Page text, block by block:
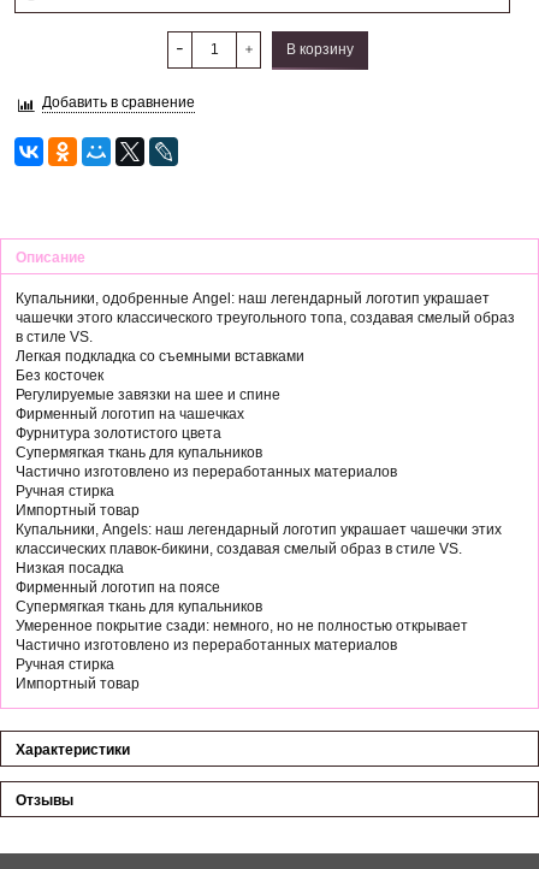
В корзину
Добавить в сравнение
Описание
Купальники, одобренные Angel: наш легендарный логотип украшает
чашечки этого классического треугольного топа, создавая смелый образ
в стиле VS.
Легкая подкладка со съемными вставками
Без косточек
Регулируемые завязки на шее и спине
Фирменный логотип на чашечках
Фурнитура золотистого цвета
Супермягкая ткань для купальников
Частично изготовлено из переработанных материалов
Ручная стирка
Импортный товар
Купальники, Angels: наш легендарный логотип украшает чашечки этих
классических плавок-бикини, создавая смелый образ в стиле VS.
Низкая посадка
Фирменный логотип на поясе
Супермягкая ткань для купальников
Умеренное покрытие сзади: немного, но не полностью открывает
Частично изготовлено из переработанных материалов
Ручная стирка
Импортный товар
Характеристики
Отзывы